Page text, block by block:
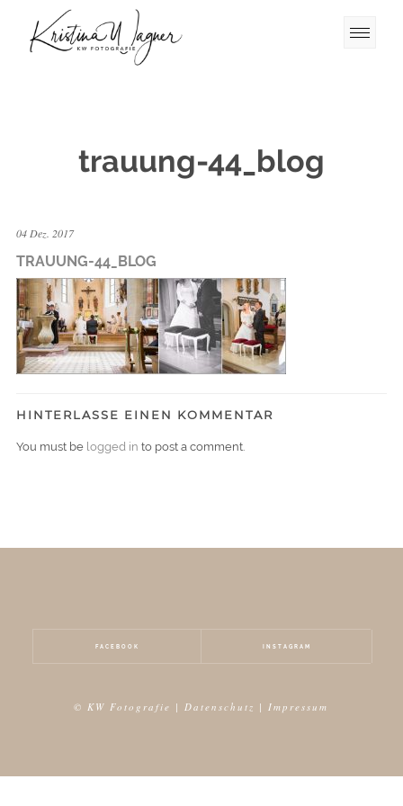
trauung-44_blog
04 Dez. 2017
TRAUUNG-44_BLOG
HINTERLASSE EINEN KOMMENTAR
You must be logged in to post a comment.
FACEBOOK INSTAGRAM
© KW Fotografie |Datenschutz |Impressum